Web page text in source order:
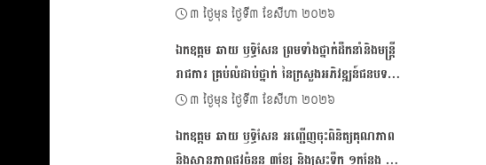
PROJECT 2 (CSADRM-2)
៣ ថ្ងៃមុន ថ្ងៃទី៣ ខែសីហា ២០២៦
ឯកឧត្ដម ឆាយ ឫទ្ធិសែន ព្រមទាំងថ្នាក់ដឹកនាំនិងមន្ត្រី
រាជការ គ្រប់លំដាប់ថ្នាក់ នៃក្រសួងអភិវឌ្ឍន៍ជនបទ
ផ្ញើសារលិខិតជូនពរ គោរពជូនសម្តេចអគ្គមហា
សេនាបតីតេជោ ហ៊ុន សែន ប្រធានព្រឹទ្ធសភា និងជា
ប្រធានក្រុមឧត្តមប្រឹក្សាផ្ទាល់ព្រះមហាក្សត្រ នៃ
៣ ថ្ងៃមុន ថ្ងៃទី៣ ខែសីហា ២០២៦
ឯកឧត្ដម ឆាយ ឫទ្ធិសែន អញ្ជើញចុះពិនិត្យគុណភាព
និងស្ថានភាពផ្លូវចំនួន ៣ខ្សែ និងស្រះទឹក ១កន្លែង នៅ